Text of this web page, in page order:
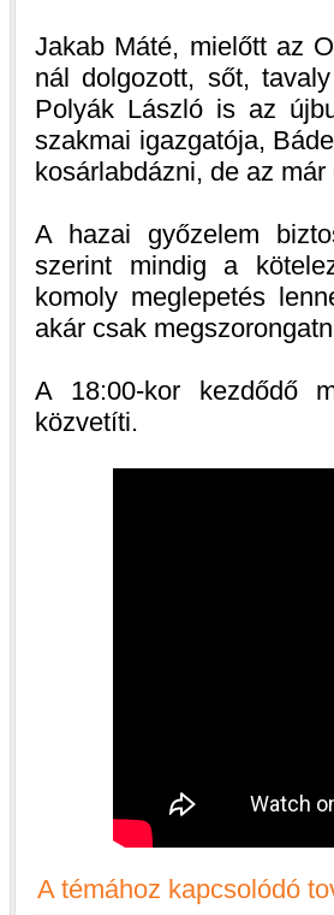
Jakab Máté, mielőtt az
nál dolgozott, sőt,
Polyák László is az
szakmai igazgatója,
kosárlabdázni, de az
A hazai győzelem
szerint mindig a
komoly meglepetés
akár csak
A 18:00-kor kezdődő
közvetíti.
A témához kapcsolódó